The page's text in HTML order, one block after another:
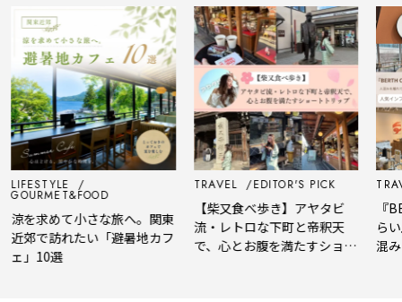
LIFESTYLE
GOURMET&FOOD
涼を求めて小さな旅へ。関東
近郊で訪れたい「避暑地カフ
ェ」10選
TRAVEL EDITOR'S PICK
【柴又食べ歩き】アヤタビ
流・レトロな下町と帝釈天
で、心とお腹を満たすショー
『
ら
混